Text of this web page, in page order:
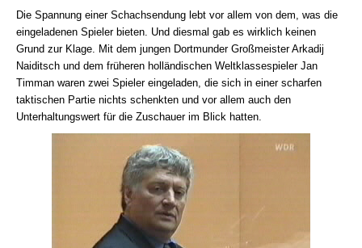
Die Spannung einer Schachsendung lebt vor allem von dem, was die
eingeladenen Spieler bieten. Und diesmal gab es wirklich keinen
Grund zur Klage. Mit dem jungen Dortmunder Großmeister Arkadij
Naiditsch und dem früheren holländischen Weltklassespieler Jan
Timman waren zwei Spieler eingeladen, die sich in einer scharfen
taktischen Partie nichts schenkten und vor allem auch den
Unterhaltungswert für die Zuschauer im Blick hatten.